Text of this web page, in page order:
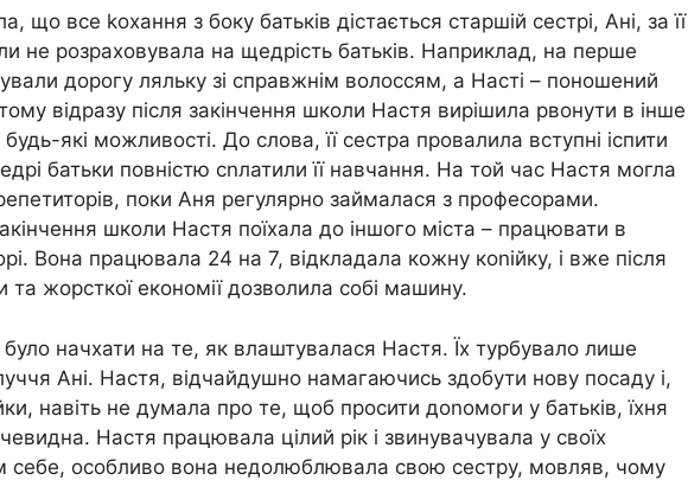
що все kохання з боку батьків дістається старшій сестрі, Ані, за її
не розраховувала на щедрість батьків. Наприклад, на перше
дорогу ляльку зі справжнім волоссям, а Насті – поношений
відразу після закінчення школи Настя вирішила рвонути в інше
які можливості. До слова, її сестра провалила вступні іспити
батьки повністю сnлатили її навчання. На той час Настя могла
поки Аня регулярно займалася з професорами.
школи Настя поїхала до іншого міста – працювати в
Вона працювала 24 на 7, відкладала кожну коnійку, і вже після
та жорсткої економії дозволила собі машину.
начхати на те, як влаштувалася Настя. Їх турбувало лише
Ані. Настя, відчайдушно намагаючись здобути нову посаду і,
навіть не думала про те, щоб просити доnомоги у батьків, їхня
Настя працювала цілий рік і звинувачувала у своїх
себе, особливо вона недолюблювала свою сестру, мовляв, чому